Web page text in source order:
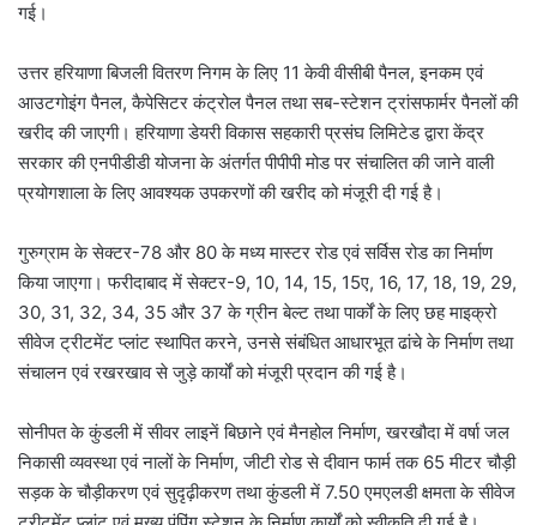
गई।
उत्तर हरियाणा बिजली वितरण निगम के लिए 11 केवी वीसीबी पैनल, इनकम एवं
आउटगोइंग पैनल, कैपेसिटर कंट्रोल पैनल तथा सब-स्टेशन ट्रांसफार्मर पैनलों की
खरीद की जाएगी। हरियाणा डेयरी विकास सहकारी प्रसंघ लिमिटेड द्वारा केंद्र
सरकार की एनपीडीडी योजना के अंतर्गत पीपीपी मोड पर संचालित की जाने वाली
प्रयोगशाला के लिए आवश्यक उपकरणों की खरीद को मंजूरी दी गई है।
गुरुग्राम के सेक्टर-78 और 80 के मध्य मास्टर रोड एवं सर्विस रोड का निर्माण
किया जाएगा। फरीदाबाद में सेक्टर-9, 10, 14, 15, 15ए, 16, 17, 18, 19, 29,
30, 31, 32, 34, 35 और 37 के ग्रीन बेल्ट तथा पार्कों के लिए छह माइक्रो
सीवेज ट्रीटमेंट प्लांट स्थापित करने, उनसे संबंधित आधारभूत ढांचे के निर्माण तथा
संचालन एवं रखरखाव से जुड़े कार्यों को मंजूरी प्रदान की गई है।
सोनीपत के कुंडली में सीवर लाइनें बिछाने एवं मैनहोल निर्माण, खरखौदा में वर्षा जल
निकासी व्यवस्था एवं नालों के निर्माण, जीटी रोड से दीवान फार्म तक 65 मीटर चौड़ी
सड़क के चौड़ीकरण एवं सुदृढ़ीकरण तथा कुंडली में 7.50 एमएलडी क्षमता के सीवेज